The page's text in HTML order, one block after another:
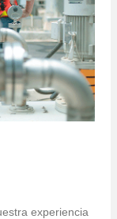
experiencia